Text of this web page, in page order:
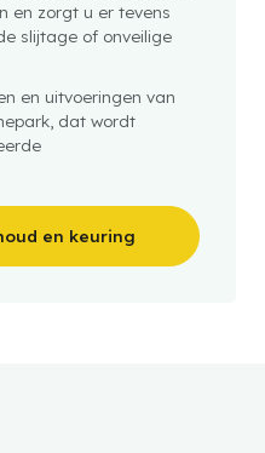
en zorgt u er tevens
slijtage of onveilige
en uitvoeringen van
dat wordt
en keuring